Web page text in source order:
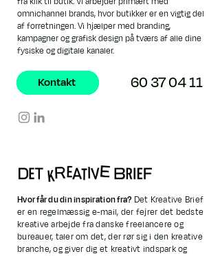
omnichannel brands, hvor butikker er en vigtig del
af forretningen. Vi hjælper med branding,
kampagner og grafisk design på tværs af alle dine
fysiske og digitale kanaler.
Kontakt
Kontakt 60 37 04 11
Hvor får du din inspiration fra? Det Kreative Brief
er en regelmæssig e-mail, der fejrer det bedste
kreative arbejde fra danske freelancere og
bureauer, taler om det, der rør sig i den kreative
branche, og giver dig et kreativt indspark og